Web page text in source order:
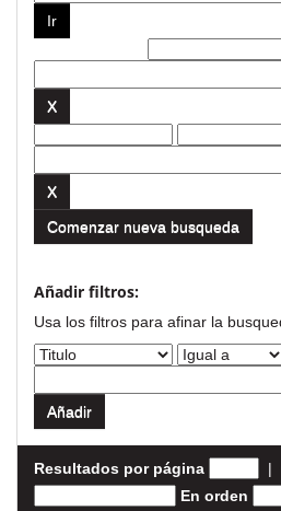
Comenzar nueva busqueda
Añadir filtros:
Usa los filtros para afinar la
Resultados por página |
En orden